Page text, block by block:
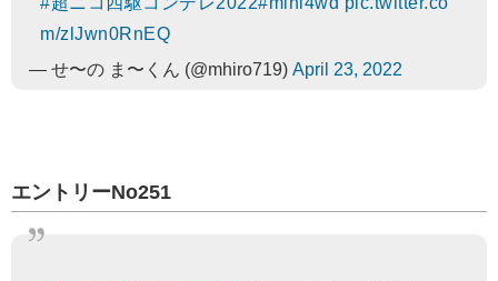
m/zlJwn0RnEQ
— せ〜の ま〜くん (@mhiro719) April 23, 2022
エントリーNo251